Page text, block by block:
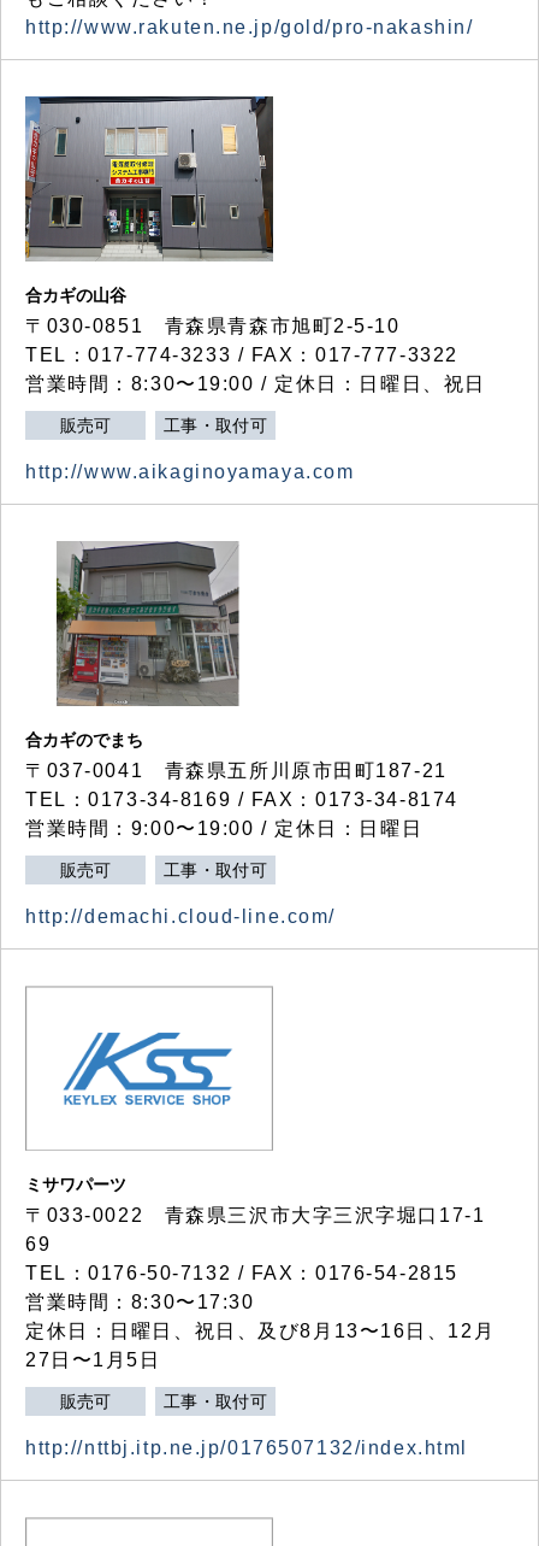
http://www.rakuten.ne.jp/gold/pro-nakashin/
合カギの山谷
〒030-0851 青森県青森市旭町2-5-10
TEL：017-774-3233 / FAX：017-777-3322
営業時間：8:30〜19:00 / 定休日：日曜日、祝日
販売可 工事・取付可
http://www.aikaginoyamaya.com
合カギのでまち
〒037-0041 青森県五所川原市田町187-21
TEL：0173-34-8169 / FAX：0173-34-8174
営業時間：9:00〜19:00 / 定休日：日曜日
販売可 工事・取付可
http://demachi.cloud-line.com/
ミサワパーツ
〒033-0022 青森県三沢市大字三沢字堀口17-1
69
TEL：0176-50-7132 / FAX：0176-54-2815
営業時間：8:30〜17:30
定休日：日曜日、祝日、及び8月13〜16日、12月
27日〜1月5日
販売可 工事・取付可
http://nttbj.itp.ne.jp/0176507132/index.html